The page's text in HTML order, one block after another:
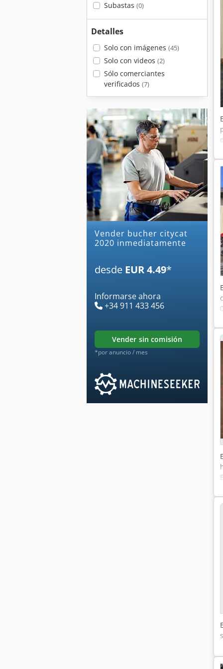
Subastas (0)
Detalles
Solo con imágenes (45)
Solo con videos (2)
Sólo comerciantes
verificados (7)
Vender bucher citycat
2020 inmediatamente
desde EUR 4.49*
Informarse ahora
+34 911 433 456
vender sin comisión
*por anuncio / mes